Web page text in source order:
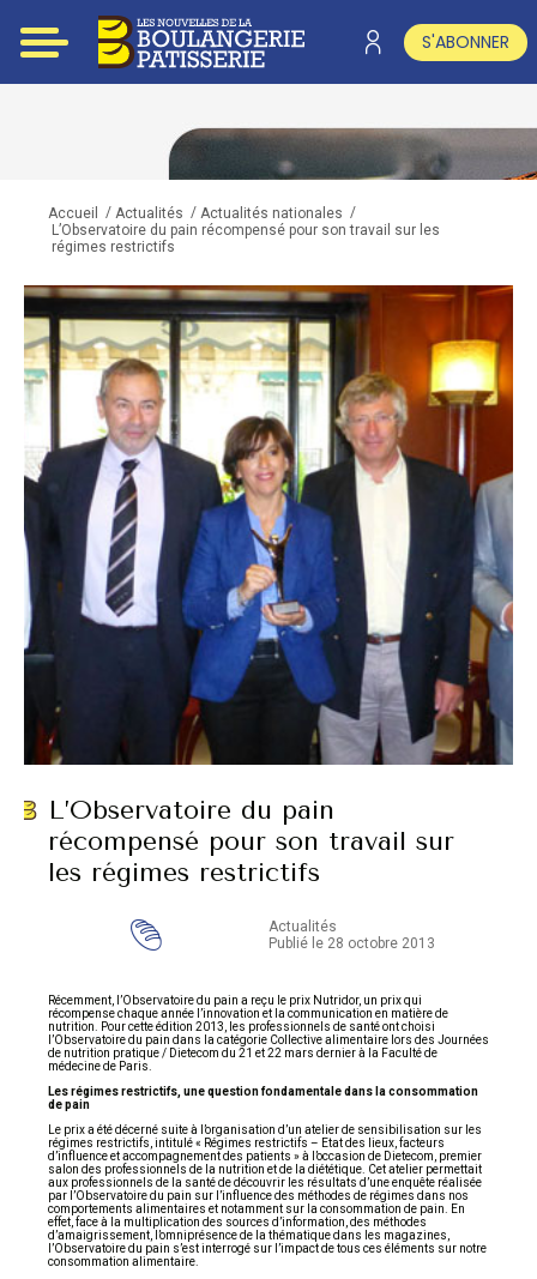
S'ABONNER
Accueil / Actualités / Actualités nationales /
L’Observatoire du pain récompensé pour son travail sur les
régimes restrictifs
L’Observatoire du pain
récompensé pour son travail sur
les régimes restrictifs
Actualités
Publié le 28 octobre 2013
Récemment, l’Observatoire du pain a reçu le prix Nutridor, un prix qui
récompense chaque année l’innovation et la communication en matière de
nutrition. Pour cette édition 2013, les professionnels de santé ont choisi
l’Observatoire du pain dans la catégorie Collective alimentaire lors des Journées
de nutrition pratique / Dietecom du 21 et 22 mars dernier à la Faculté de
médecine de Paris.
Les régimes restrictifs, une question fondamentale dans la consommation
de pain
Le prix a été décerné suite à l’organisation d’un atelier de sensibilisation sur les
régimes restrictifs, intitulé « Régimes restrictifs – Etat des lieux, facteurs
d’influence et accompagnement des patients » à l’occasion de Dietecom, premier
salon des professionnels de la nutrition et de la diététique. Cet atelier permettait
aux professionnels de la santé de découvrir les résultats d’une enquête réalisée
par l’Observatoire du pain sur l’influence des méthodes de régimes dans nos
comportements alimentaires et notamment sur la consommation de pain. En
effet, face à la multiplication des sources d’information, des méthodes
d’amaigrissement, l’omniprésence de la thématique dans les magazines,
l’Observatoire du pain s’est interrogé sur l’impact de tous ces éléments sur notre
consommation alimentaire.